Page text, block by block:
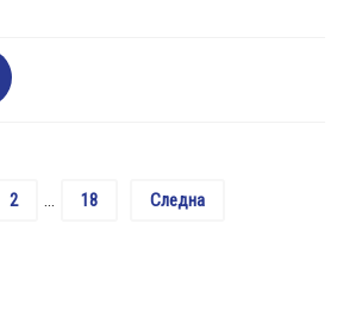
2 … 18 Следна